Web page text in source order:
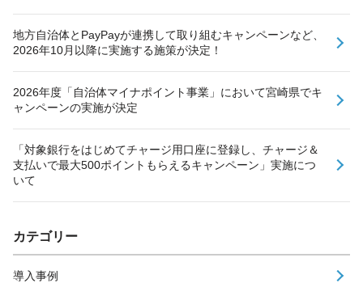
地方自治体とPayPayが連携して取り組むキャンペーンなど、
2026年10月以降に実施する施策が決定！
2026年度「自治体マイナポイント事業」において宮崎県でキ
ャンペーンの実施が決定
「対象銀行をはじめてチャージ用口座に登録し、チャージ＆
支払いで最大500ポイントもらえるキャンペーン」実施につ
いて
カテゴリー
導入事例